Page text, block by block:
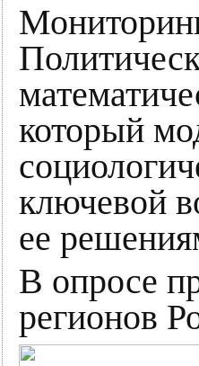
который
ключевой
ее
В опросе
регионов